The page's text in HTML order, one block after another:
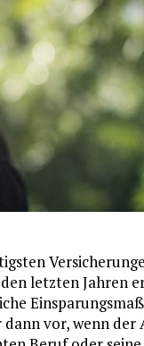
letzten Jahren
vor, wenn